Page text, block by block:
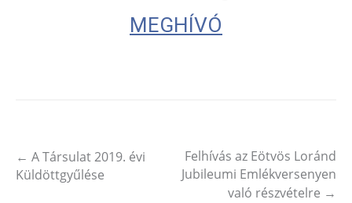
MEGHÍVÓ
Post navigation
← A Társulat 2019. évi
Küldöttgyűlése
Felhívás az Eötvös Loránd
Jubileumi Emlékversenyen
való részvételre →